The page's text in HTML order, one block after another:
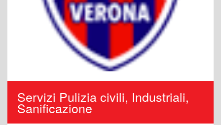
Servizi Pulizia civili, Industriali,
Sanificazione